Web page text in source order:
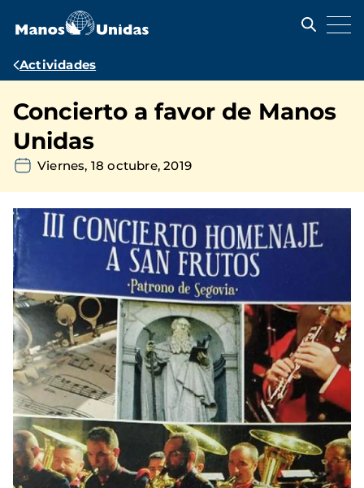
contenido
Ruta
navegación
Actividades
Concierto a favor de Manos
Unidas
Viernes, 18 octubre, 2019